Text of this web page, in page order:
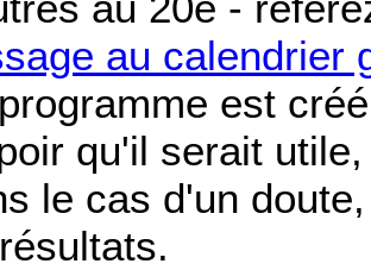
au calendrier
est
qu'il serait
le cas d'un